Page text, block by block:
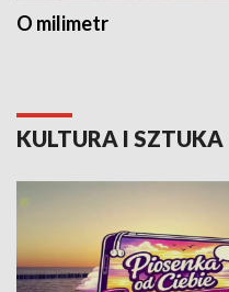
O milimetr
KULTURA I SZTUKA